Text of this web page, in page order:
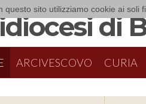
questo sito utilizziamo cookie ai soli
di
ARCIVESCOVO CURIA